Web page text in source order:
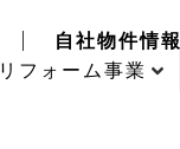
自社物件情報
リフォーム事業